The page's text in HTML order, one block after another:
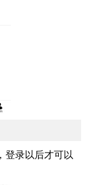
登录以后才可以